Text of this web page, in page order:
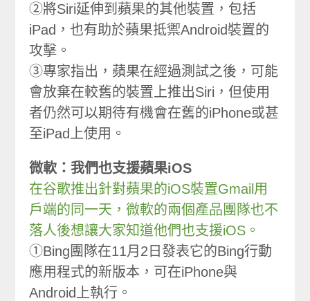
②將Siri延伸到蘋果的其他裝置，包括
iPad，也有助於蘋果抵禦Android裝置的
攻擊。
③專家指出，蘋果在經過測試之後，可能
會放棄在較舊的裝置上推出Siri，但使用
者仍然可以期待有機會在舊的iPhone或甚
至iPad上使用。
微軟：我們也支援蘋果iOS
在谷歌推出針對蘋果的iOS裝置Gmail用
戶端的同一天，微軟的兩個產品團隊也不
落人後想讓大家知道他們也支援iOS。
①Bing團隊在11月2日發表它的Bing行動
應用程式的新版本，可在iPhone與
Android上執行。